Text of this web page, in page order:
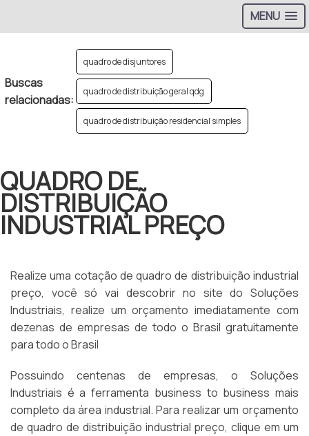
MENU
Buscas
relacionadas:
quadro de disjuntores
quadro de distribuição geral qdg
quadro de distribuição residencial simples
QUADRO DE
DISTRIBUIÇÃO
INDUSTRIAL PREÇO
Realize uma cotação de quadro de distribuição industrial
preço, você só vai descobrir no site do Soluções
Industriais, realize um orçamento imediatamente com
dezenas de empresas de todo o Brasil gratuitamente
para todo o Brasil
Possuindo centenas de empresas, o Soluções
Industriais é a ferramenta business to business mais
completo da área industrial. Para realizar um orçamento
de quadro de distribuição industrial preço, clique em um